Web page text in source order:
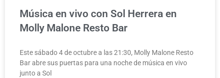
Música en vivo con Sol Herrera en
Molly Malone Resto Bar
Este sábado 4 de octubre a las 21:30, Molly Malone Resto
Bar abre sus puertas para una noche de música en vivo
junto a Sol